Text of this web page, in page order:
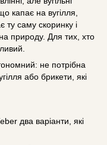
капає на вугілля,
ту саму скоринку і
природу. Для тих, хто
не потрібна
або брикети, які
два варіанти, які